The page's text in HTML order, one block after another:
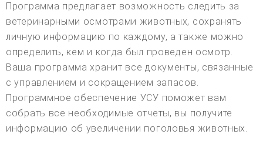
Программа предлагает возможность следить за
ветеринарными осмотрами животных, сохранять
личную информацию по каждому, а также можно
определить, кем и когда был проведен осмотр.
Ваша программа хранит все документы, связанные
с управлением и сокращением запасов.
Программное обеспечение УСУ поможет вам
собрать все необходимые отчеты, вы получите
информацию об увеличении поголовья животных.